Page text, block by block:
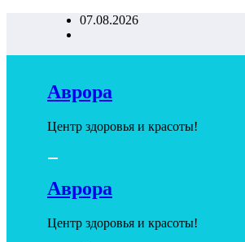
07.08.2026
Аврора
Центр здоровья и красоты!
Аврора
Центр здоровья и красоты!